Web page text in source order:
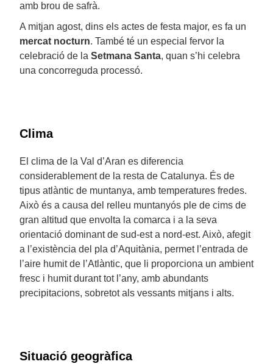
amb brou de safrà.
A mitjan agost, dins els actes de festa major, es fa un
mercat nocturn. També té un especial fervor la
celebració de la Setmana Santa, quan s’hi celebra
una concorreguda processó.
Clima
El clima de la Val d’Aran es diferencia
considerablement de la resta de Catalunya. És de
tipus atlàntic de muntanya, amb temperatures fredes.
Això és a causa del relleu muntanyós ple de cims de
gran altitud que envolta la comarca i a la seva
orientació dominant de sud-est a nord-est. Això, afegit
a l’existència del pla d’Aquitània, permet l’entrada de
l’aire humit de l’Atlàntic, que li proporciona un ambient
fresc i humit durant tot l’any, amb abundants
precipitacions, sobretot als vessants mitjans i alts.
Situació geogràfica